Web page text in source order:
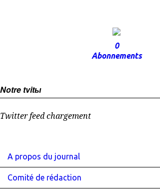
0
Abonnements
Notre tvitы
Twitter feed chargement
A propos du journal
Comité de rédaction